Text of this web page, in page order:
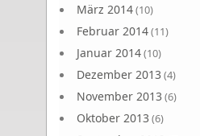
März 2014(10)
Februar 2014(11)
Januar 2014(10)
Dezember 2013 (4)
November 2013 (6)
Oktober 2013 (6)